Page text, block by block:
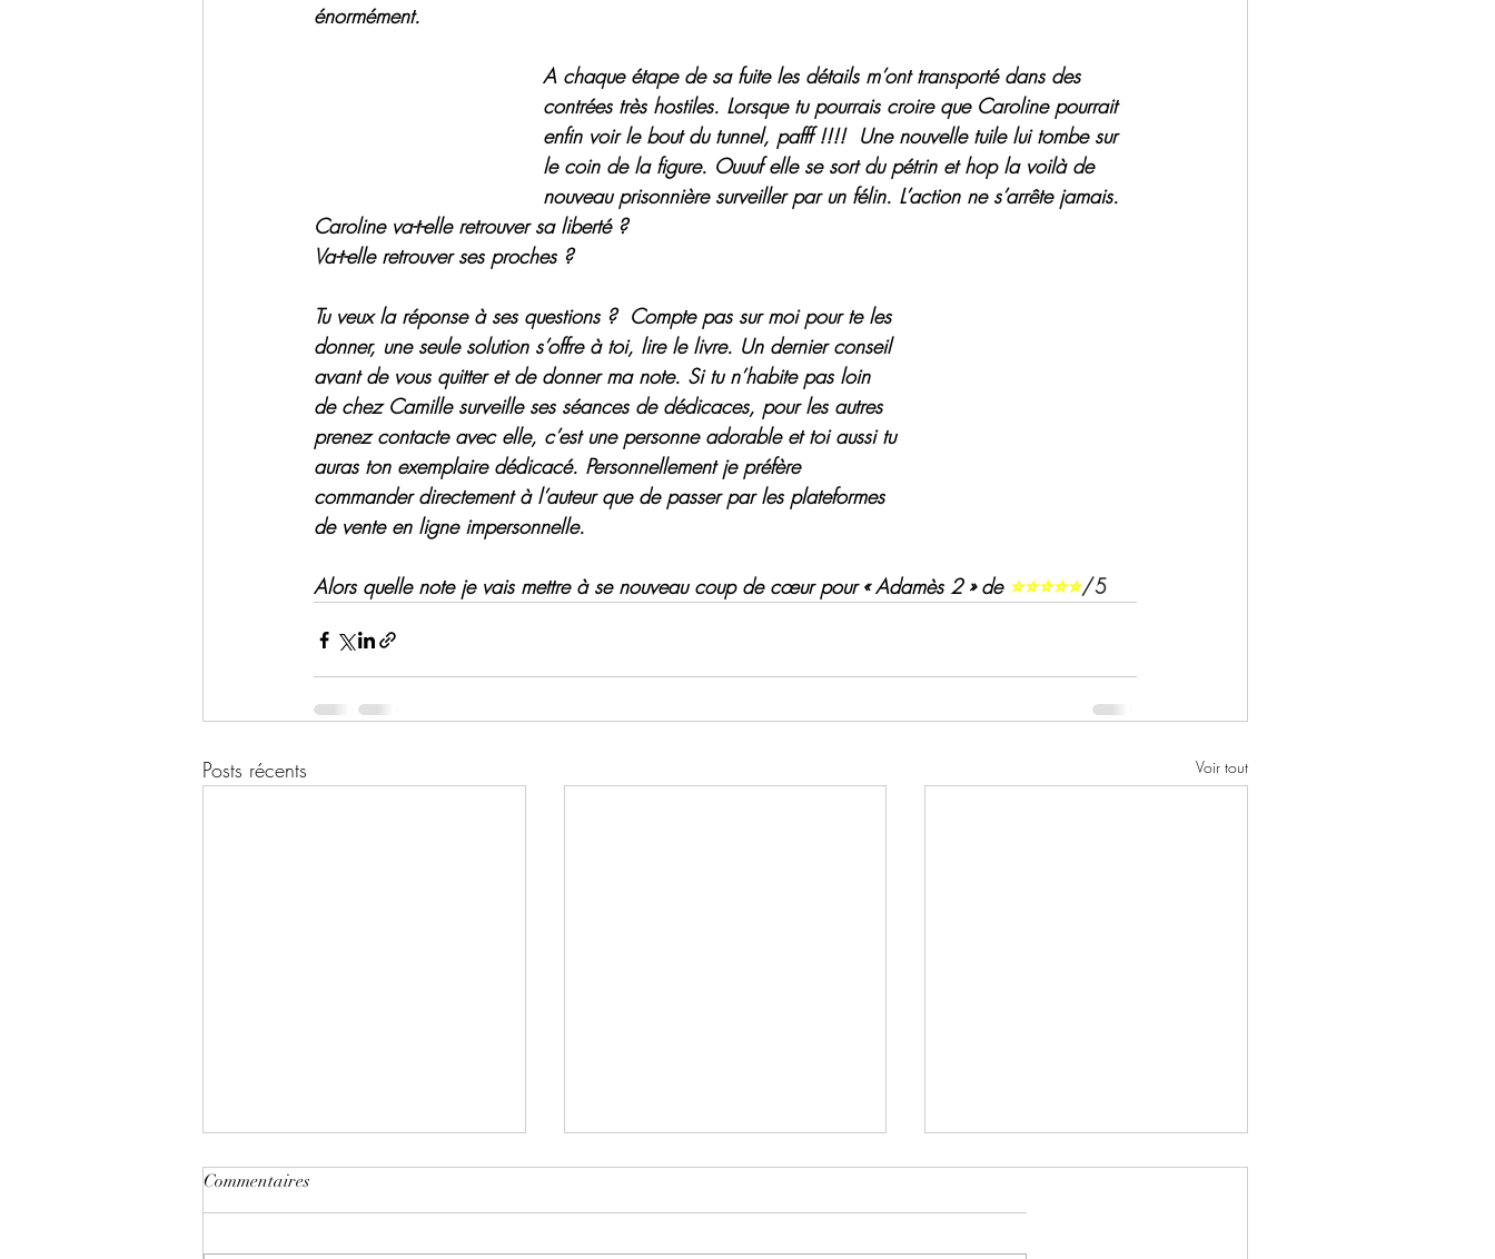
énormément.
A chaque étape de sa fuite les détails m’ont transporté dans des
contrées très hostiles. Lorsque tu pourrais croire que Caroline pourrait
enfin voir le bout du tunnel, pafff !!!!  Une nouvelle tuile lui tombe sur
le coin de la figure. Ouuuf elle se sort du pétrin et hop la voilà de
nouveau prisonnière surveiller par un félin. L’action ne s’arrête jamais.
Caroline va-t-elle retrouver sa liberté ?
Va-t-elle retrouver ses proches ?
Tu veux la réponse à ses questions ?  Compte pas sur moi pour te les
donner, une seule solution s’offre à toi, lire le livre. Un dernier conseil
avant de vous quitter et de donner ma note. Si tu n’habite pas loin
de chez Camille surveille ses séances de dédicaces, pour les autres
prenez contacte avec elle, c’est une personne adorable et toi aussi tu
auras ton exemplaire dédicacé. Personnellement je préfère
commander directement à l’auteur que de passer par les plateformes
de vente en ligne impersonnelle.
Alors quelle note je vais mettre à se nouveau coup de cœur pour « Adamès 2 » de ⭐⭐⭐⭐⭐/5
Posts récents Voir tout
Commentaires